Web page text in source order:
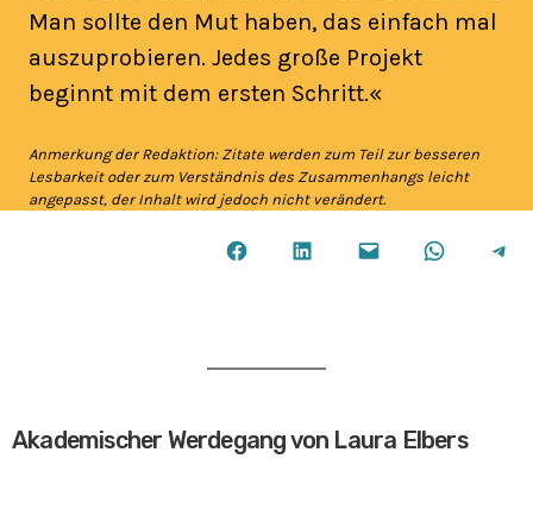
Man sollte den Mut haben, das einfach mal
auszuprobieren. Jedes große Projekt
beginnt mit dem ersten Schritt.«
Anmerkung der Redaktion: Zitate werden zum Teil zur besseren
Lesbarkeit oder zum Verständnis des Zusammenhangs leicht
angepasst, der Inhalt wird jedoch nicht verändert.
Share on Facebook Share on LinkedIn Email this Page Share on WhatsApp Share on Telegram
Akademischer Werdegang von Laura Elbers